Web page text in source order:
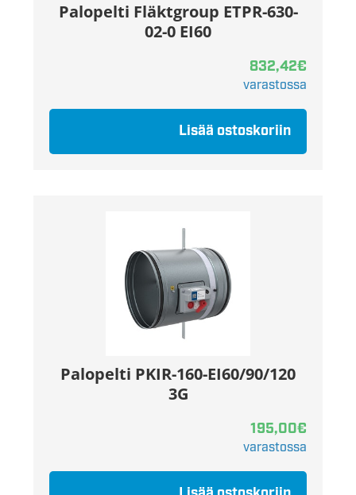
Palopelti Fläktgroup ETPR-630-
02-0 EI60
832,42€
varastossa
Lisää ostoskoriin
Palopelti PKIR-160-EI60/90/120
3G
195,00€
varastossa